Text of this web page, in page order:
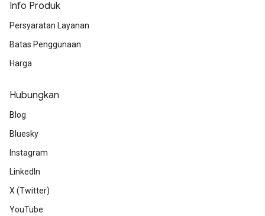
Info Produk
Persyaratan Layanan
Batas Penggunaan
Harga
Hubungkan
Blog
Bluesky
Instagram
LinkedIn
X (Twitter)
YouTube